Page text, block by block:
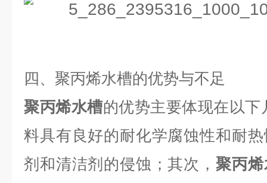
四、聚丙烯水槽的优势与不足
聚丙烯水槽的优势主要体现在以
料具有良好的耐化学腐蚀性和耐
剂和清洁剂的侵蚀；其次， 聚丙